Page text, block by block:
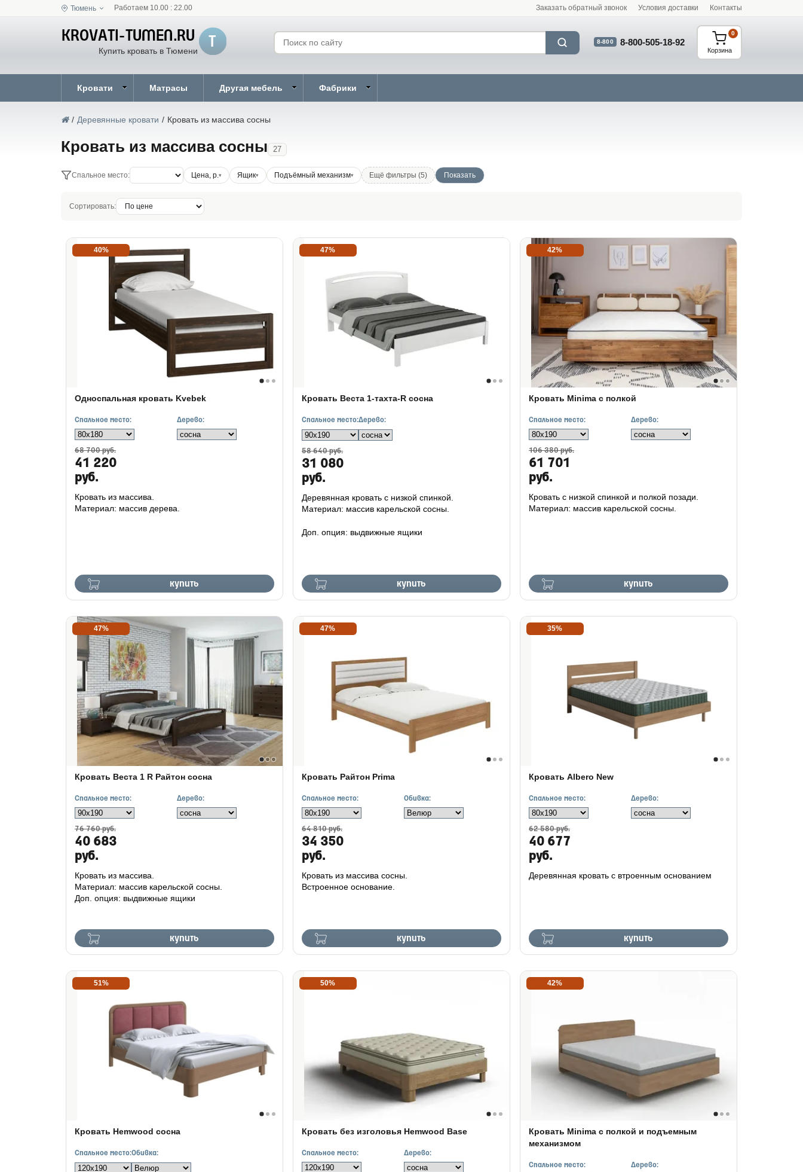
Тюмень Работаем 10.00 : 22.00 Заказать обратный звонок Условия доставки Контакты
Купить кровать в Тюмени
8-800 8-800-505-18-92
Корзина
0
Кровати Матрасы Другая мебель Фабрики
/ Деревянные кровати / Кровать из массива сосны
Кровать из массива сосны 27
Спальное место: Цена, р. Ящик Подъёмный механизм Ещё фильтры (5)
Сортировать:
40%
Односпальная кровать Kvebek
Спальное место: Дерево:
68 700 руб.
41 220
руб.
купить
Кровать из массива.
Материал: массив дерева.
47%
Кровать Веста 1-тахта-R сосна
Спальное место:Дерево:
58 640 руб.
31 080
руб.
купить
Деревянная кровать с низкой спинкой.
Материал: массив карельской сосны.
Доп. опция: выдвижные ящики
42%
Кровать Minima с полкой
Спальное место: Дерево:
106 380 руб.
61 701
руб.
купить
Кровать с низкой спинкой и полкой позади.
Материал: массив карельской сосны.
47%
Кровать Веста 1 R Райтон сосна
Спальное место: Дерево:
76 760 руб.
40 683
руб.
купить
Кровать из массива.
Материал: массив карельской сосны.
Доп. опция: выдвижные ящики
47%
Кровать Райтон Prima
Спальное место: Обивка:
64 810 руб.
34 350
руб.
купить
Кровать из массива сосны.
Встроенное основание.
35%
Кровать Albero New
Спальное место: Дерево:
62 580 руб.
40 677
руб.
купить
Деревянная кровать с втроенным основанием
51%
Кровать Hemwood сосна
Спальное место:Обивка:
50%
Кровать без изголовья Hemwood Base
Спальное место: Дерево:
42%
Кровать Minima с полкой и подъемным
механизмом
Спальное место: Дерево: